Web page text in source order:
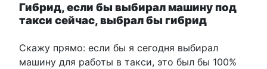
Гибрид, если бы выбирал машину под
такси сейчас, выбрал бы гибрид
Скажу прямо: если бы я сегодня выбирал
машину для работы в такси, это был бы 100%